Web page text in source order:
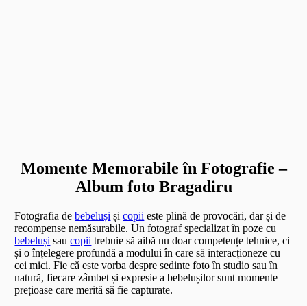
Momente Memorabile în Fotografie –
Album foto Bragadiru
Fotografia debebeluși șicopii este plină de provocări, dar și de
recompense nemăsurabile. Un fotograf specializat în poze cu
bebeluși saucopii trebuie să aibă nu doar competențe tehnice, ci
și o înțelegere profundă a modului în care să interacționeze cu
cei mici. Fie că este vorba despre sedinte foto în studio sau în
natură, fiecare zâmbet și expresie a bebelușilor sunt momente
prețioase care merită să fie capturate.